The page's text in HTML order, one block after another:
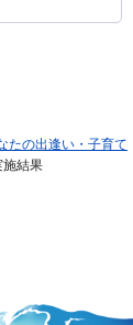
たの出逢い・子育て
施結果